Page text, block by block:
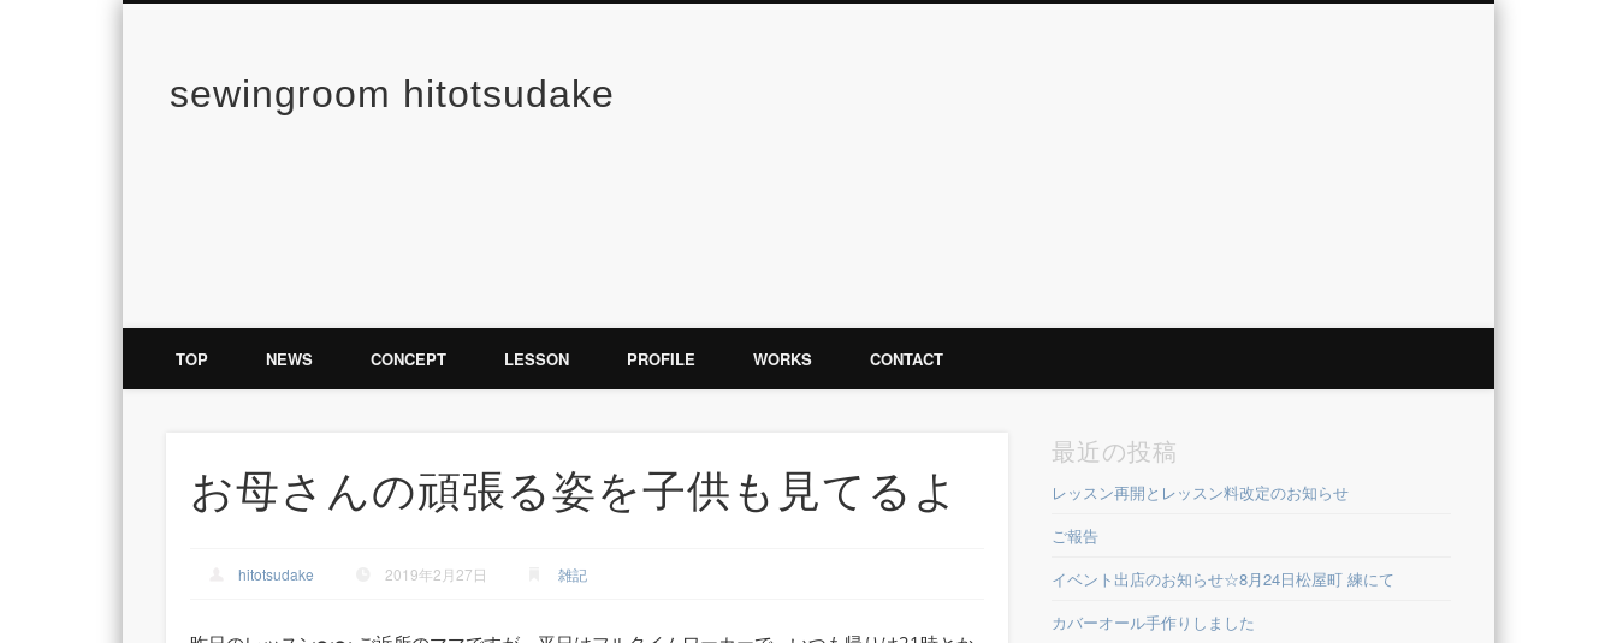
sewingroom hitotsudake
TOP NEWS CONCEPT LESSON PROFILE WORKS CONTACT
お母さんの頑張る姿を子供も見てるよ
hitotsudake 2019年2月27日 雑記
最近の投稿
レッスン再開とレッスン料改定のお知らせ
ご報告
イベント出店のお知らせ☆8月24日松屋町 練にて
カバーオール手作りしました